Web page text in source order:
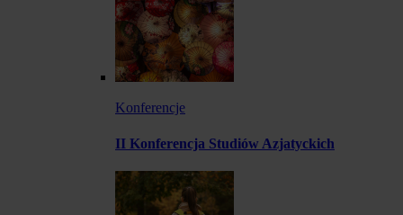
Konferencje
II Konferencja Studiów Azjatyckich